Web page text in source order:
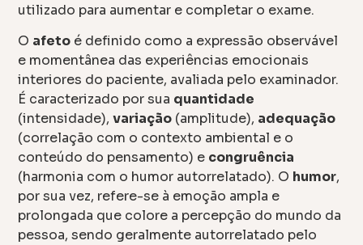
utilizado para aumentar e completar o exame.
O afeto é definido como a expressão observável
e momentânea das experiências emocionais
interiores do paciente, avaliada pelo examinador.
É caracterizado por sua quantidade
(intensidade),variação (amplitude), adequação
(correlação com o contexto ambiental e o
conteúdo do pensamento) e congruência
(harmonia com o humor autorrelatado). O humor,
por sua vez, refere-se à emoção ampla e
prolongada que colore a percepção do mundo da
pessoa, sendo geralmente autorrelatado pelo